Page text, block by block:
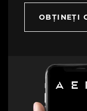
OBȚINEȚI